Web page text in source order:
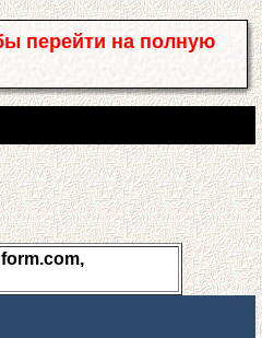
перейти на полную